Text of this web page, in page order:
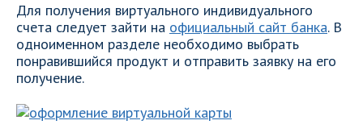
Для получения виртуального индивидуального
счета следует зайти на официальный сайт банка. В
одноименном разделе необходимо выбрать
понравившийся продукт и отправить заявку на его
получение.